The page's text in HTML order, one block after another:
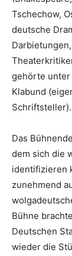
Tschechow,
deutsche
gehörte unter
Klabund
Schriftsteller).
Das
dem sich die
identifizieren
zunehmend
Bühne
Deutschen
wieder die